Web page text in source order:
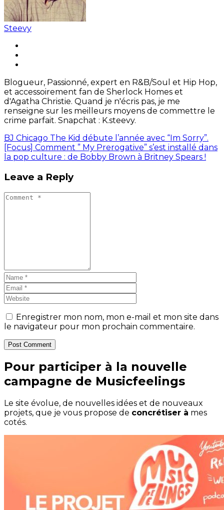
Steevy
Blogueur, Passionné, expert en R&B/Soul et Hip Hop,
et accessoirement fan de Sherlock Homes et
d'Agatha Christie. Quand je n'écris pas, je me
renseigne sur les meilleurs moyens de commettre le
crime parfait. Snapchat : K.steevy.
BJ Chicago The Kid débute l’année avec “Im Sorry”.
[Focus] Comment ” My Prerogative” s’est installé dans
la pop culture : de Bobby Brown à Britney Spears !
Leave a Reply
Enregistrer mon nom, mon e-mail et mon site dans
le navigateur pour mon prochain commentaire.
Post Comment
Pour participer à la nouvelle
campagne de Musicfeelings
Le site évolue, de nouvelles idées et de nouveaux
projets, que je vous propose de concrétiser à mes
cotés.